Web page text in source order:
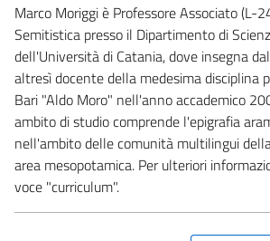
Marco Moriggi è Professore Associato (L-
Semitistica presso il Dipartimento di
dell'Università di Catania, dove insegna
altresì docente della medesima disciplina
Bari "Aldo Moro" nell'anno accademico
ambito di studio comprende l'epigrafia
nell'ambito delle comunità multilingui
area mesopotamica. Per ulteriori
voce "curriculum".